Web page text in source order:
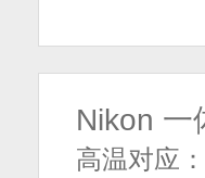
Nikon 一
高温对应